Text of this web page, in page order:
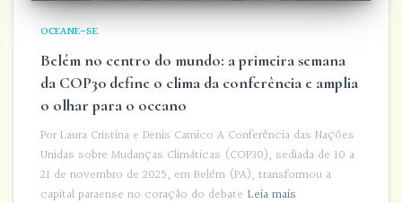
OCEANE-SE
Belém no centro do mundo: a primeira semana
da COP30 define o clima da conferência e amplia
o olhar para o oceano
Por Laura Cristina e Denis Camico A Conferência das Nações
Unidas sobre Mudanças Climáticas (COP30), sediada de 10 a
21 de novembro de 2025, em Belém (PA), transformou a
capital paraense no coração do debate Leia mais